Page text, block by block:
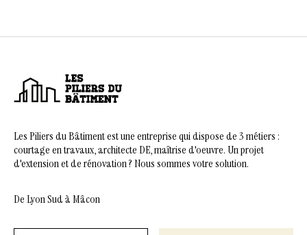
Les Piliers du Bâtiment est une entreprise qui dispose de 3 métiers :
courtage en travaux, architecte DE, maîtrise d'oeuvre. Un projet
d'extension et de rénovation ? Nous sommes votre solution.
De Lyon Sud à Mâcon